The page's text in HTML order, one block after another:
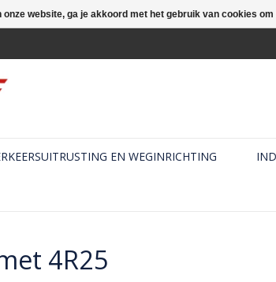
EN WEGINRICHTING
4R25
onze website, ga je akkoord met het gebruik van cookies